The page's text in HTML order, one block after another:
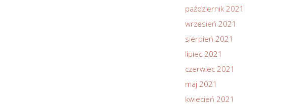
październik 2021
wrzesień 2021
sierpień 2021
lipiec 2021
czerwiec 2021
maj 2021
kwiecień 2021